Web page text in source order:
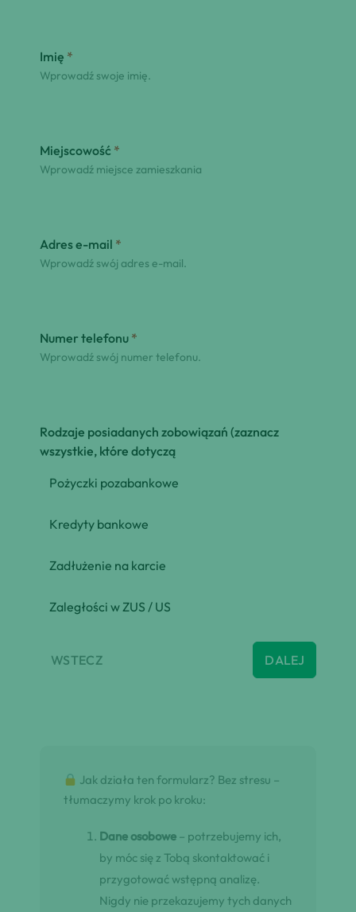
Imię *
Wprowadź swoje imię.
Miejscowość *
Wprowadź miejsce zamieszkania
Adres e-mail *
Wprowadź swój adres e-mail.
Numer telefonu *
Wprowadź swój numer telefonu.
Rodzaje posiadanych zobowiązań (zaznacz
wszystkie, które dotyczą
Pożyczki pozabankowe
Kredyty bankowe
Zadłużenie na karcie
Zaległości w ZUS / US
WSTECZ DALEJ
Jak działa ten formularz? Bez stresu –
tłumaczymy krok po kroku:
Dane osobowe – potrzebujemy ich,
by móc się z Tobą skontaktować i
przygotować wstępną analizę.
Nigdy nie przekazujemy tych danych